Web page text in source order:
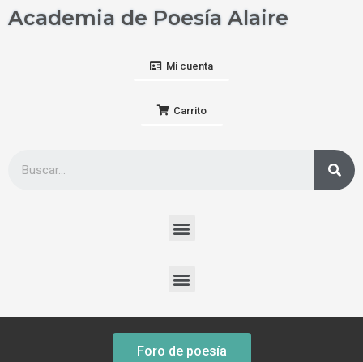
Academia de Poesía Alaire
Mi cuenta
Carrito
Foro de poesía